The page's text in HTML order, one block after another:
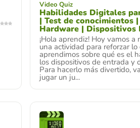
Video Quiz
Habilidades Digitales
| Test de conocimientos |
Hardware | Dispositivos
¡Hola aprendiz! Hoy vamos a
una actividad para reforzar lo
aprendimos sobre qué es el
los dispositivos de entrada y
Para hacerlo más divertido,
jugar un ju...